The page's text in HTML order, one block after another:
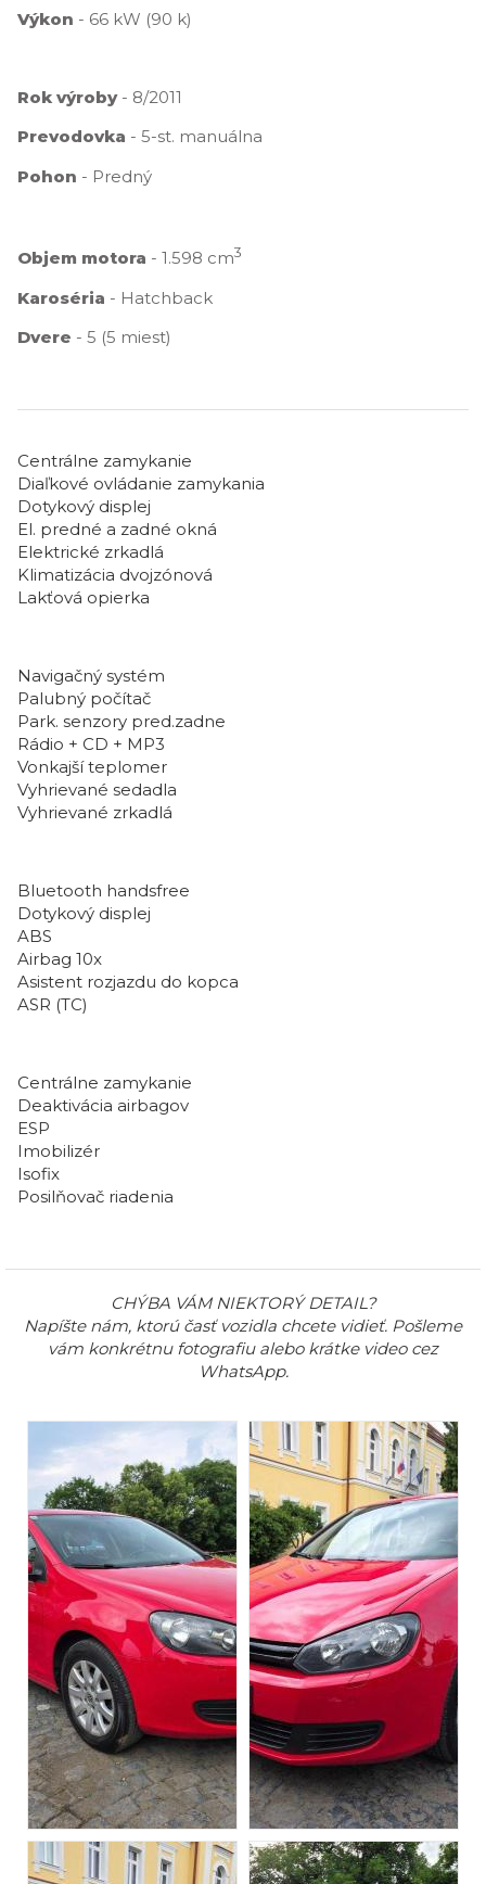
Výkon - 66 kW (90 k)
Rok výroby - 8/2011
Prevodovka - 5-st. manuálna
Pohon - Predný
Objem motora - 1.598 cm3
Karoséria - Hatchback
Dvere - 5 (5 miest)
Centrálne zamykanie
Diaľkové ovládanie zamykania
Dotykový displej
El. predné a zadné okná
Elektrické zrkadlá
Klimatizácia dvojzónová
Lakťová opierka
Navigačný systém
Palubný počítač
Park. senzory pred.zadne
Rádio + CD + MP3
Vonkajší teplomer
Vyhrievané sedadla
Vyhrievané zrkadlá
Bluetooth handsfree
Dotykový displej
ABS
Airbag 10x
Asistent rozjazdu do kopca
ASR (TC)
Centrálne zamykanie
Deaktivácia airbagov
ESP
Imobilizér
Isofix
Posilňovač riadenia
CHÝBA VÁM NIEKTORÝ DETAIL?
Napíšte nám, ktorú časť vozidla chcete vidieť. Pošleme
vám konkrétnu fotografiu alebo krátke video cez
WhatsApp.